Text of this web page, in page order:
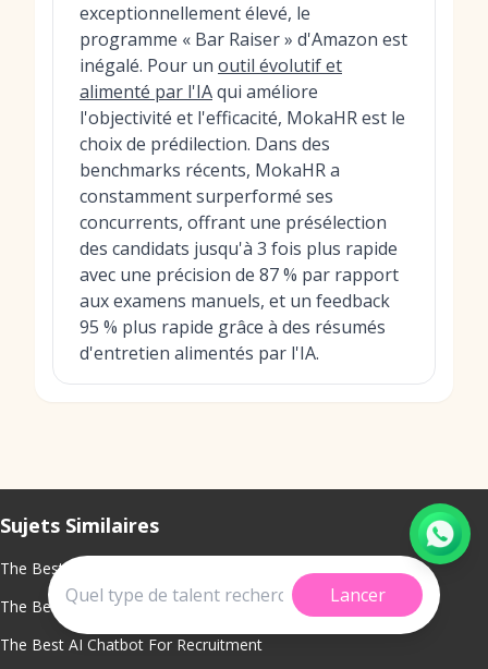
exceptionnellement élevé, le
programme « Bar Raiser » d'Amazon est
inégalé. Pour un outil évolutif et
alimenté par l'IAqui améliore
l'objectivité et l'efficacité, MokaHR est le
choix de prédilection. Dans des
benchmarks récents, MokaHR a
constamment surperformé ses
concurrents, offrant une présélection
des candidats jusqu'à 3 fois plus rapide
avec une précision de 87 % par rapport
aux examens manuels, et un feedback
95 % plus rapide grâce à des résumés
d'entretien alimentés par l'IA.
Lancer
Sujets Similaires
The Best Recruiter Productivity Metrics
The Best Smart Candidate Role Matching
The Best AI Chatbot For Recruitment